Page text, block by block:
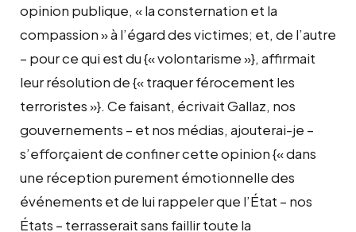
opinion publique, « la consternation et la
compassion » à l’égard des victimes; et, de l’autre
– pour ce qui est du {« volontarisme »}, affirmait
leur résolution de {« traquer férocement les
terroristes »}. Ce faisant, écrivait Gallaz, nos
gouvernements – et nos médias, ajouterai-je –
s’efforçaient de confiner cette opinion {« dans
une réception purement émotionnelle des
événements et de lui rappeler que l’État – nos
États – terrasserait sans faillir toute la